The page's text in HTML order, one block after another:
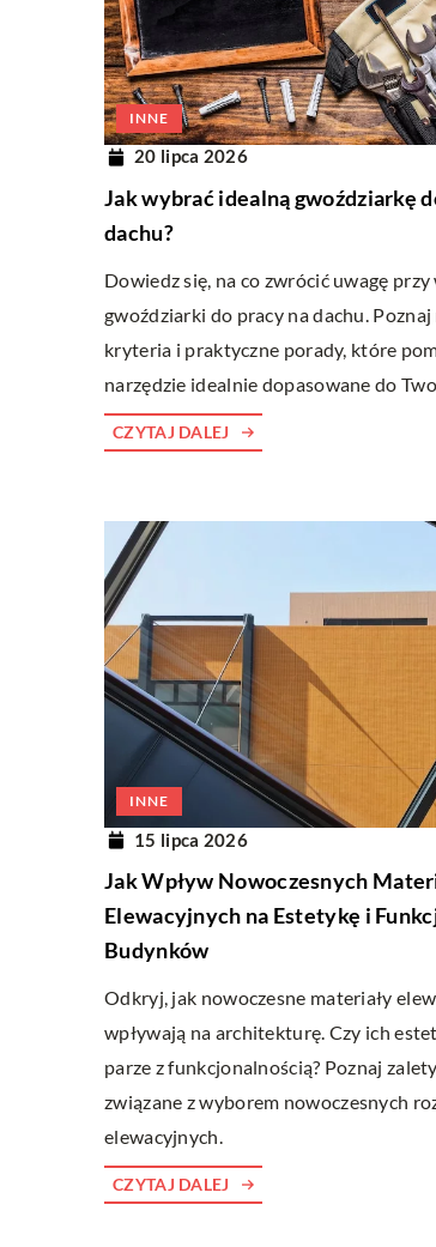
INNE
20 lipca 2026
Jak wybrać idealną gwoździarkę
dachu?
Dowiedz się, na co zwrócić uwagę
gwoździarki do pracy na dachu.
kryteria i praktyczne porady, które
narzędzie idealnie dopasowane do
CZYTAJ DALEJ
INNE
15 lipca 2026
Jak Wpływ Nowoczesnych
Elewacyjnych na Estetykę i
Budynków
Odkryj, jak nowoczesne materiały
wpływają na architekturę. Czy ich
parze z funkcjonalnością? Poznaj
związane z wyborem nowoczesnych
elewacyjnych.
CZYTAJ DALEJ
PIĘKNY OGRÓD ROŚLINY
kwietnia 2025
wybrać odpowiedni system
kluczowe czynniki wpływające na
Twojego ogrodu. Dowiedz się, na co
uwagę, aby Twój ogród był zawsze
i dobrze nawodniony.
28